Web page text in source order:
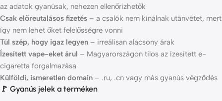
az adatok gyanúsak, nehezen ellenőrizhetők
Csak előreutalásos fizetés – a csalók nem kínálnak utánvétet, mert
így nem lehet őket felelősségre vonni
Túl szép, hogy igaz legyen – irreálisan alacsony árak
Ízesített vape-eket árul – Magyarországon tilos az ízesített e-
cigaretta forgalmazása
Külföldi, ismeretlen domain – .ru, .cn vagy más gyanús végződés
🚩 Gyanús jelek a terméken